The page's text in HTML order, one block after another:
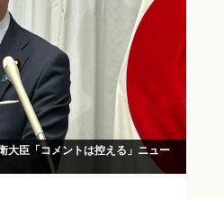
大臣「コメントは控える」ニュー